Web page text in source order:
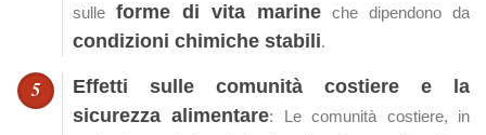
sulle forme di vita marine che dipendono da
condizioni chimiche stabili.
Effetti sulle comunità costiere e la
sicurezza alimentare: Le comunità costiere, in